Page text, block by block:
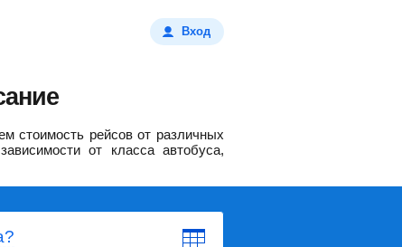
Вход
стоимость рейсов от различных
от класса автобуса,